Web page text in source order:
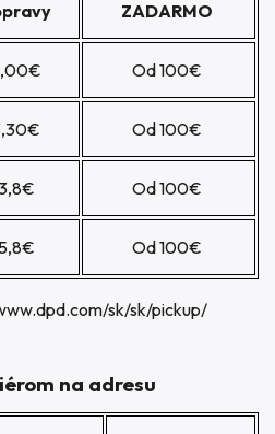
ZADARMO
Od 100€
Od 100€
Od 100€
5,8€ Od 100€
sk/sk/pickup/
na adresu